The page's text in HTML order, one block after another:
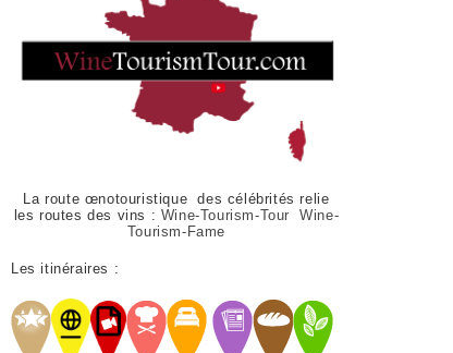
La route œnotouristique des célébrités relie
les routes des vins : Wine-Tourism-Tour Wine-
Tourism-Fame
Les itinéraires :